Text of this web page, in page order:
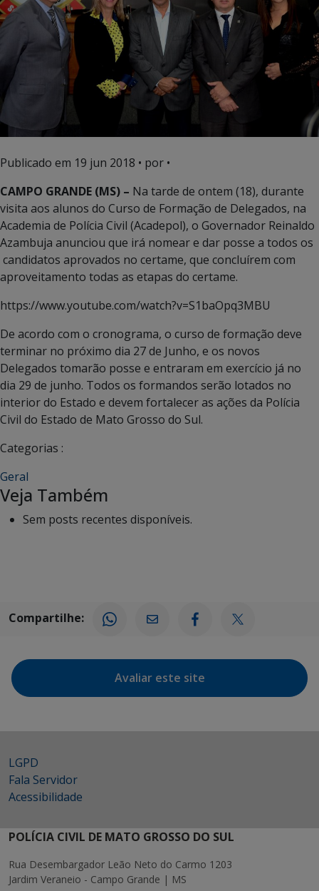
Publicado em 19 jun 2018 • por •
CAMPO GRANDE (MS) – Na tarde de ontem (18), durante
visita aos alunos do Curso de Formação de Delegados, na
Academia de Polícia Civil (Acadepol), o Governador Reinaldo
Azambuja anunciou que irá nomear e dar posse a todos os
candidatos aprovados no certame, que concluírem com
aproveitamento todas as etapas do certame.
https://www.youtube.com/watch?v=S1baOpq3MBU
De acordo com o cronograma, o curso de formação deve
terminar no próximo dia 27 de Junho, e os novos
Delegados tomarão posse e entraram em exercício já no
dia 29 de junho. Todos os formandos serão lotados no
interior do Estado e devem fortalecer as ações da Polícia
Civil do Estado de Mato Grosso do Sul.
Categorias :
Geral
Veja Também
Sem posts recentes disponíveis.
Compartilhe:
Avaliar este site
LGPD
Fala Servidor
Acessibilidade
POLÍCIA CIVIL DE MATO GROSSO DO SUL
Rua Desembargador Leão Neto do Carmo 1203
Jardim Veraneio - Campo Grande | MS